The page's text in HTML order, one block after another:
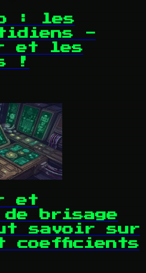
: les
-
et les
!
et
brisage
savoir sur
coefficients